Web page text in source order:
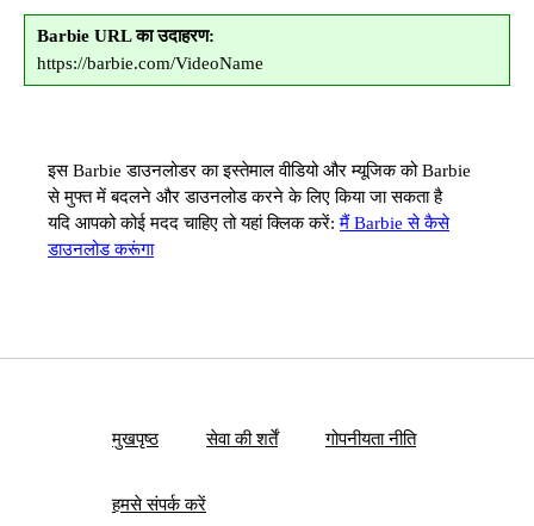
Barbie URL का उदाहरण:
https://barbie.com/VideoName
इस Barbie डाउनलोडर का इस्तेमाल वीडियो और म्यूजिक को Barbie
से मुफ्त में बदलने और डाउनलोड करने के लिए किया जा सकता है
यदि आपको कोई मदद चाहिए तो यहां क्लिक करें:मैं Barbie से कैसे
डाउनलोड करूंगा
मुखपृष्ठ सेवा की शर्तें गोपनीयता नीति
हमसे संपर्क करें